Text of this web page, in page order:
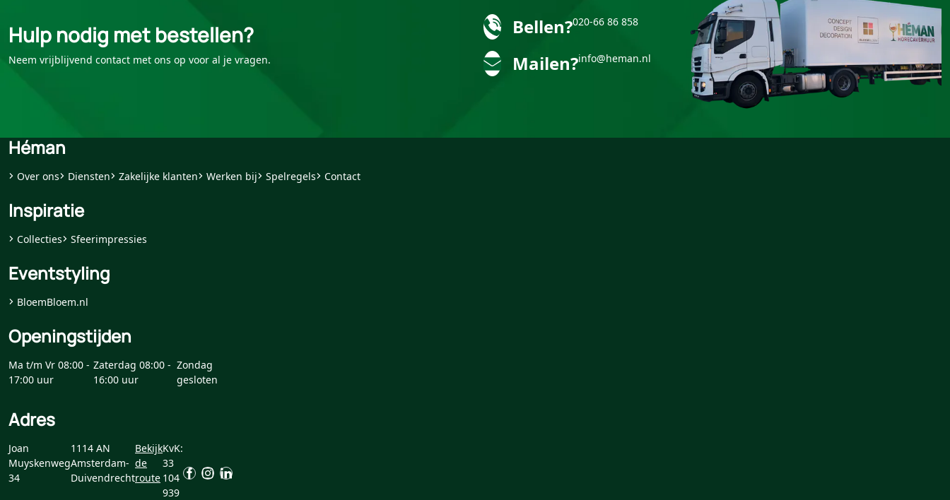
Hulp nodig met bestellen?
Neem vrijblijvend contact met ons op voor al je vragen.
Bellen?020-66 86 858
Mailen?info@heman.nl
Héman
Over ons Diensten Zakelijke klanten Werken bij Spelregels Contact
Inspiratie
Collecties Sfeerimpressies
Eventstyling
BloemBloem.nl
Openingstijden
Ma t/m Vr 08:00 -
17:00 uur
Zaterdag 08:00 -
16:00 uur
Zondag
gesloten
Adres
Joan
Muyskenweg
34
1114 AN
Amsterdam-
Duivendrecht
Bekijk
de
route
KvK:
33
104
939